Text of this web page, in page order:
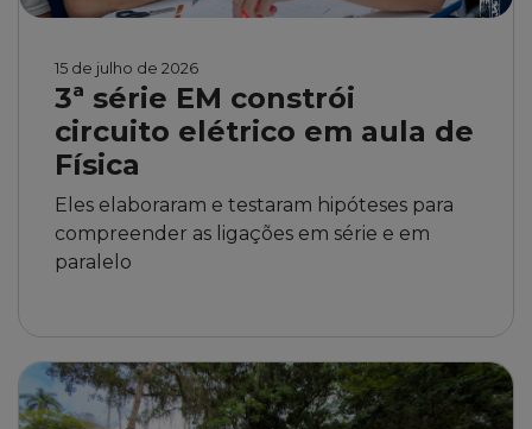
15 de julho de 2026
3ª série EM constrói
circuito elétrico em aula de
Física
Eles elaboraram e testaram hipóteses para
compreender as ligações em série e em
paralelo